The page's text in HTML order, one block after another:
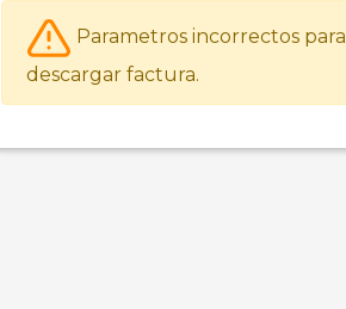
Parametros incorrectos para
descargar factura.